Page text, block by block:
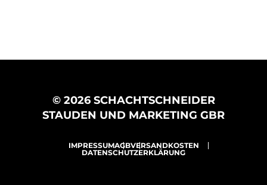
© 2026 SCHACHTSCHNEIDER
STAUDEN UND MARKETING GBR
IMPRESSUMAGBVERSANDKOSTEN
DATENSCHUTZERKLÄRUNG